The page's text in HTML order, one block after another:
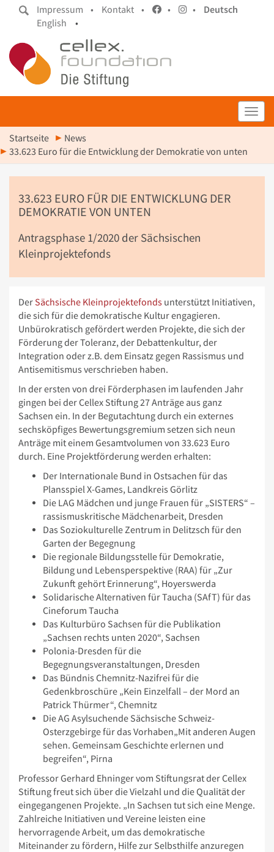
Impressum • Kontakt • • •
Deutsch
English
•
Startseite
News
33.623 Euro für die Entwicklung der Demokratie von unten
33.623 EURO FÜR DIE ENTWICKLUNG DER
DEMOKRATIE VON UNTEN
Antragsphase 1/2020 der Sächsischen
Kleinprojektefonds
Der Sächsische Kleinprojektefonds unterstützt Initiativen,
die sich für die demokratische Kultur engagieren.
Unbürokratisch gefördert werden Projekte, die sich der
Förderung der Toleranz, der Debattenkultur, der
Integration oder z.B. dem Einsatz gegen Rassismus und
Antisemitismus verschrieben haben.
In der ersten von drei Förderphasen im laufenden Jahr
gingen bei der Cellex Stiftung 27 Anträge aus ganz
Sachsen ein. In der Begutachtung durch ein externes
sechsköpfiges Bewertungsgremium setzen sich neun
Anträge mit einem Gesamtvolumen von 33.623 Euro
durch. Eine Projektförderung werden erhalten:
Der Internationale Bund in Ostsachen für das
Plansspiel X-Games, Landkreis Görlitz
Die LAG Mädchen und junge Frauen für „SISTERS“ –
rassismuskritische Mädchenarbeit, Dresden
Das Soziokulturelle Zentrum in Delitzsch für den
Garten der Begegnung
Die regionale Bildungsstelle für Demokratie,
Bildung und Lebensperspektive (RAA) für „Zur
Zukunft gehört Erinnerung“, Hoyerswerda
Solidarische Alternativen für Taucha (SAfT) für das
Cineforum Taucha
Das Kulturbüro Sachsen für die Publikation
„Sachsen rechts unten 2020“, Sachsen
Polonia-Dresden für die
Begegnungsveranstaltungen, Dresden
Das Bündnis Chemnitz-Nazifrei für die
Gedenkbroschüre „Kein Einzelfall – der Mord an
Patrick Thürmer“, Chemnitz
Die AG Asylsuchende Sächsische Schweiz-
Osterzgebirge für das Vorhaben„Mit anderen Augen
sehen. Gemeinsam Geschichte erlernen und
begreifen“, Pirna
Professor Gerhard Ehninger vom Stiftungsrat der Cellex
Stiftung freut sich über die Vielzahl und die Qualität der
eingegangenen Projekte. „In Sachsen tut sich eine Menge.
Zahlreiche Initiativen und Vereine leisten eine
hervorragende Arbeit, um das demokratische
Miteinander zu fördern, Hilfe zur Selbsthilfe anzuregen